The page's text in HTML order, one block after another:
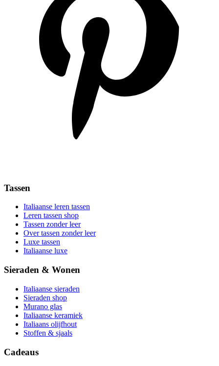
Tassen
Italiaanse leren tassen
Leren tassen shop
Tassen zonder leer
Over tassen zonder leer
Luxe tassen
Italiaanse luxe
Sieraden & Wonen
Italiaanse sieraden
Sieraden shop
Murano glas
Italiaanse keramiek
Italiaans olijfhout
Stoffen & sjaals
Cadeaus